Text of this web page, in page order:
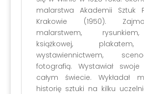
malarstwa Akademii Sztuk
Krakowie (1950).
malarstwem,
książkowej,
wystawiennictwem,
fotografią. Wystawiał
całym świecie. Wykładał
historię sztuki na kilku